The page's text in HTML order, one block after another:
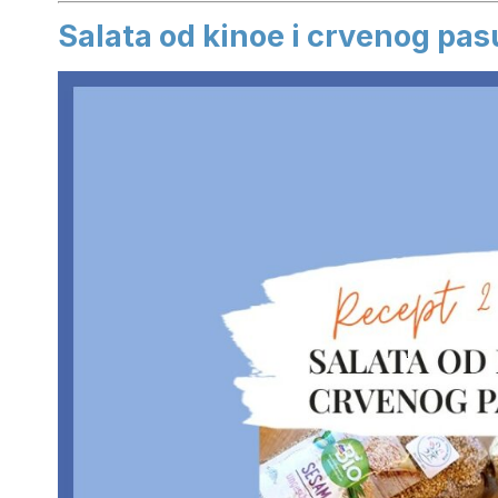
Salata od kinoe i crvenog